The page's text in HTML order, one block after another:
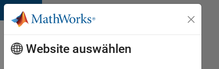
Weiter zum Inhalt
Karriere
bei
MathWorks
Website auswählen